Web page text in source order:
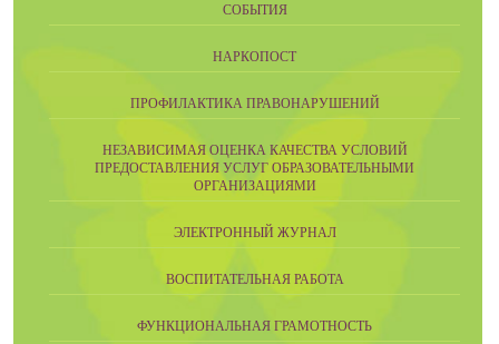
СОБЫТИЯ
НАРКОПОСТ
ПРОФИЛАКТИКА ПРАВОНАРУШЕНИЙ
НЕЗАВИСИМАЯ ОЦЕНКА КАЧЕСТВА УСЛОВИЙ
ПРЕДОСТАВЛЕНИЯ УСЛУГ ОБРАЗОВАТЕЛЬНЫМИ
ОРГАНИЗАЦИЯМИ
ЭЛЕКТРОННЫЙ ЖУРНАЛ
ВОСПИТАТЕЛЬНАЯ РАБОТА
ФУНКЦИОНАЛЬНАЯ ГРАМОТНОСТЬ